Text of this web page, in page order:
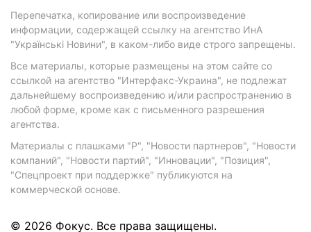
Перепечатка, копирование или воспроизведение
информации, содержащей ссылку на агентство ИнА
"Українські Новини", в каком-либо виде строго запрещены.
Все материалы, которые размещены на этом сайте со
ссылкой на агентство "Интерфакс-Украина", не подлежат
дальнейшему воспроизведению и/или распространению в
любой форме, кроме как с письменного разрешения
агентства.
Материалы с плашками "Р", "Новости партнеров", "Новости
компаний", "Новости партий", "Инновации", "Позиция",
"Спецпроект при поддержке" публикуются на
коммерческой основе.
© 2026 Фокус. Все права защищены.